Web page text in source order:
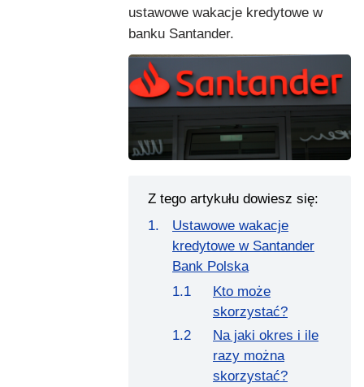
ustawowe wakacje kredytowe w
banku Santander.
Z tego artykułu dowiesz się:
Ustawowe wakacje
kredytowe w Santander
Bank Polska
Kto może
skorzystać?
Na jaki okres i ile
razy można
skorzystać?